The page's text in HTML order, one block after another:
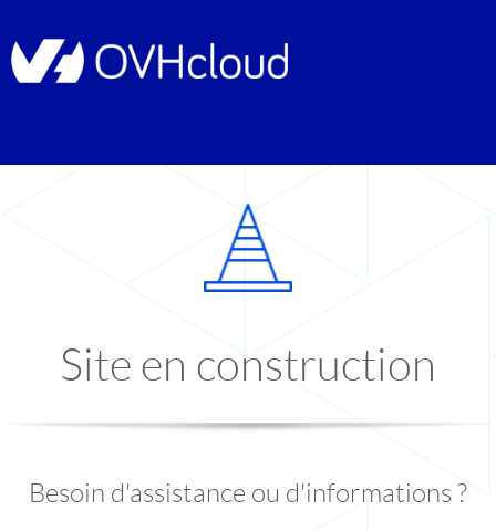
Site en construction
Besoin d'assistance ou d'informations ?